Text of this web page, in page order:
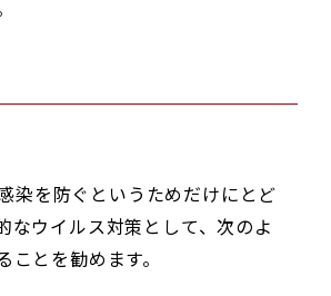
染を防ぐというためだけにとど
なウイルス対策として、次のよ
ことを勧めます。